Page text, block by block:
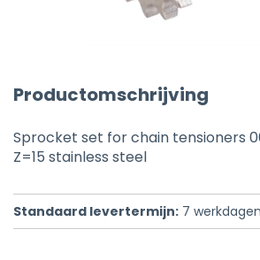
Productomschrijving
Sprocket set for chain tensioners
Z=15 stainless steel
Standaard levertermijn: 7 werkdagen